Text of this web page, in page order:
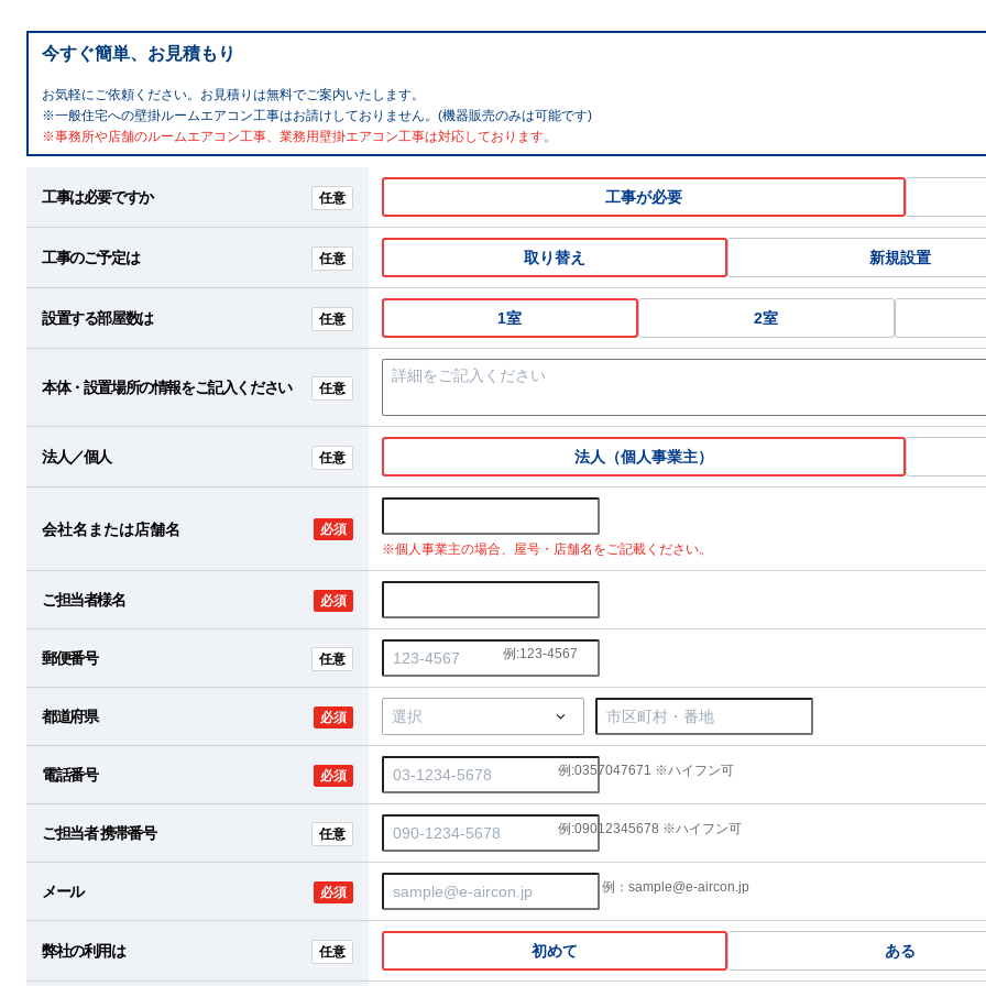
今すぐ簡単、お見積もり
お気軽にご依頼ください。お見積りは無料でご案内いたします。
※一般住宅への壁掛ルームエアコン工事はお請けしておりません。(機器販売のみは可能です)
※事務所や店舗のルームエアコン工事、業務用壁掛エアコン工事は対応しております。
工事は必要ですか 任意 工事が必要
工事のご予定は 任意 取り替え 新規設置
設置する部屋数は 任意 1室 2室
本体・設置場所の情報をご記入ください 任意
法人／個人 任意 法人（個人事業主）
会社名または店舗名
必須
※個人事業主の場合、屋号・店舗名をご記載ください。
ご担当者様名 必須
郵便番号 任意 例:123-4567
都道府県 必須
電話番号 必須 例:0357047671 ※ハイフン可
ご担当者 携帯番号 任意 例:09012345678 ※ハイフン可
メール 必須 例：sample@e-aircon.jp
弊社の利用は 任意 初めて ある